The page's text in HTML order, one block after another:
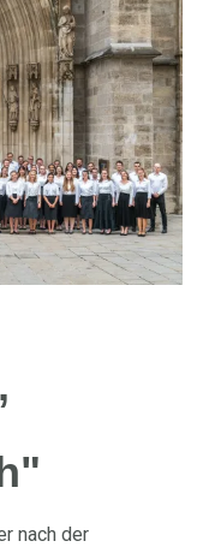
nach der